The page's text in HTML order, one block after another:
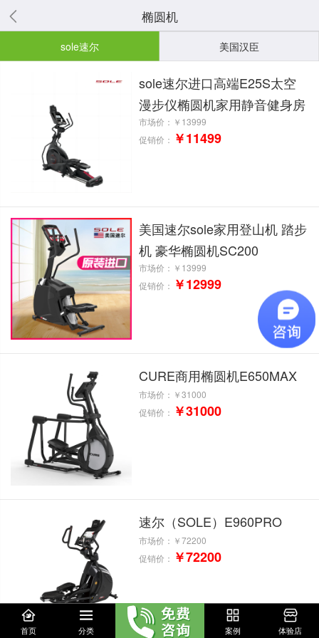
椭圆机
sole速尔 美国汉臣
sole速尔进口高端E25S太空
漫步仪椭圆机家用静音健身房
市场价： ￥13999
促销价： ￥11499
美国速尔sole家用登山机 踏步
机 豪华椭圆机SC200
市场价： ￥13999
促销价： ￥12999
CURE商用椭圆机E650MAX
市场价： ￥31000
促销价： ￥31000
速尔（SOLE）E960PRO
市场价： ￥72200
促销价： ￥72200
首页 分类 案例 体验店